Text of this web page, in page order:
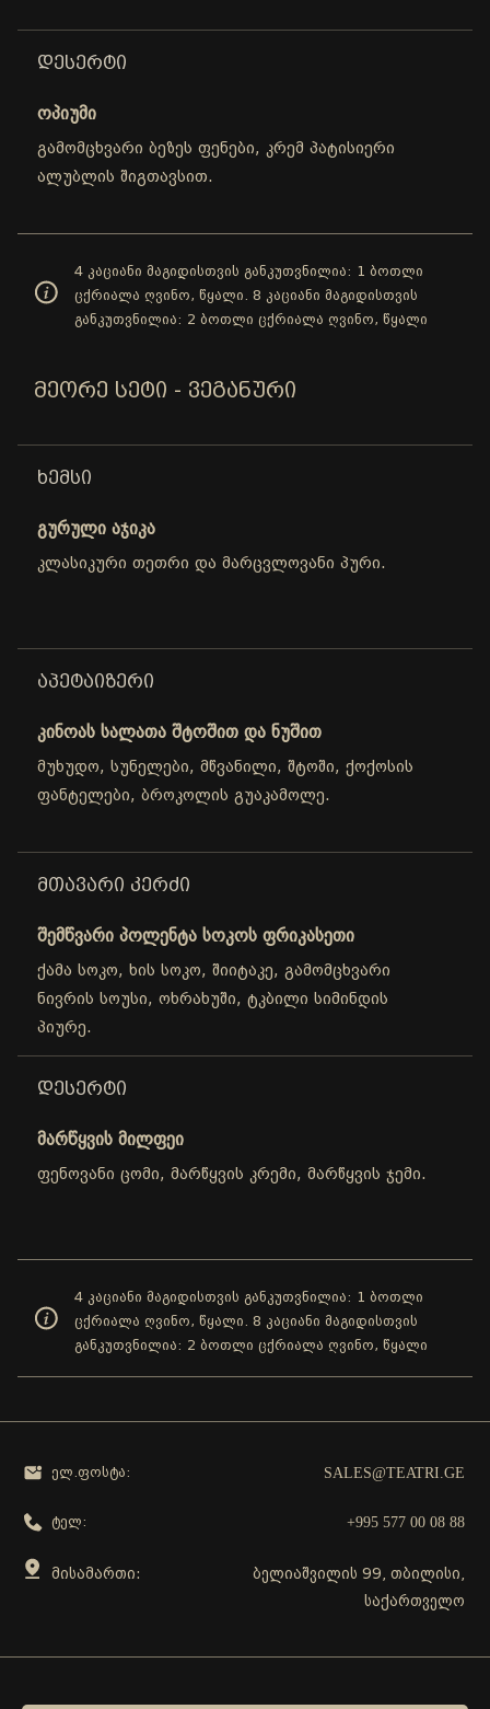
ᲓᲔᲡᲔᲠᲢᲘ
ოპიუმი
გამომცხვარი ბეზეს ფენები, კრემ პატისიერი
ალუბლის შიგთავსით.
4 კაციანი მაგიდისთვის განკუთვნილია: 1 ბოთლი
ცქრიალა ღვინო, წყალი. 8 კაციანი მაგიდისთვის
განკუთვნილია: 2 ბოთლი ცქრიალა ღვინო, წყალი
ᲛᲔᲝᲠᲔ ᲡᲔᲢᲘ - ᲕᲔᲒᲐᲜᲣᲠᲘ
ᲮᲔᲛᲡᲘ
გურული აჯიკა
კლასიკური თეთრი და მარცვლოვანი პური.
ᲐᲞᲔᲢᲐᲘᲖᲔᲠᲘ
კინოას სალათა შტოშით და ნუშით
მუხუდო, სუნელები, მწვანილი, შტოში, ქოქოსის
ფანტელები, ბროკოლის გუაკამოლე.
ᲛᲗᲐᲕᲐᲠᲘ ᲙᲔᲠᲫᲘ
შემწვარი პოლენტა სოკოს ფრიკასეთი
ქამა სოკო, ხის სოკო, შიიტაკე, გამომცხვარი
ნივრის სოუსი, ოხრახუში, ტკბილი სიმინდის
პიურე.
ᲓᲔᲡᲔᲠᲢᲘ
მარწყვის მილფეი
ფენოვანი ცომი, მარწყვის კრემი, მარწყვის ჯემი.
4 კაციანი მაგიდისთვის განკუთვნილია: 1 ბოთლი
ცქრიალა ღვინო, წყალი. 8 კაციანი მაგიდისთვის
განკუთვნილია: 2 ბოთლი ცქრიალა ღვინო, წყალი
ელ.ფოსტა: SALES@TEATRI.GE
ტელ: +995 577 00 08 88
მისამართი:
ბელიაშვილის 99, თბილისი,
საქართველო